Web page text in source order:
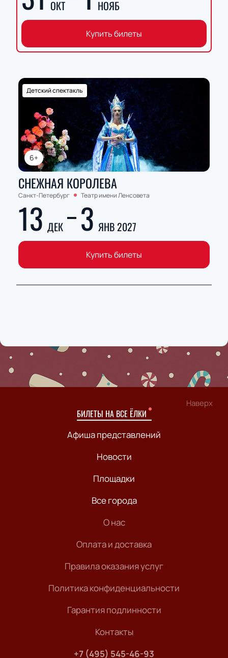
ОКТ НОЯБ
Купить билеты
6+
Детский спектакль
СНЕЖНАЯ КОРОЛЕВА
Санкт-Петербург Театр имени Ленсовета
13 ДЕК 3 ЯНВ 2027
Купить билеты
Наверх
БИЛЕТЫ НА ВСЕ ЁЛКИ
Афиша представлений
Новости
Площадки
Все города
О нас
Оплата и доставка
Правила оказания услуг
Политика конфиденциальности
Гарантия подлинности
Контакты
+7 (495) 545-46-93